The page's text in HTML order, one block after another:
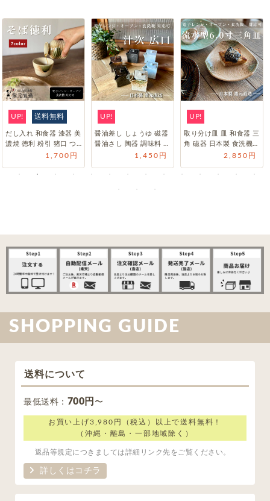
UP! 送料無料
だし入れ 和食器 漆器 美
濃焼 徳利 粉引 猪口 つ
ゆ入 うつわ ソバセイ
1,700円
UP!
醤油差し しょうゆ 磁器
醤油さし 陶器 調味料 日
本製 引き出物 卓上 調…
1,450円
UP!
取り分け皿 皿 和食器 三
角 磁器 日本製 食洗機
焼物 電子レンジ おし
2,850円
SHOPPING GUIDE
送料について
最低送料： 700円 〜
お買い上げ3,980円（税込）以上で送料無料！
（沖縄・離島・一部地域除く）
返品等規定につきましては詳細リンク先をご覧ください。
詳しくはコチラ